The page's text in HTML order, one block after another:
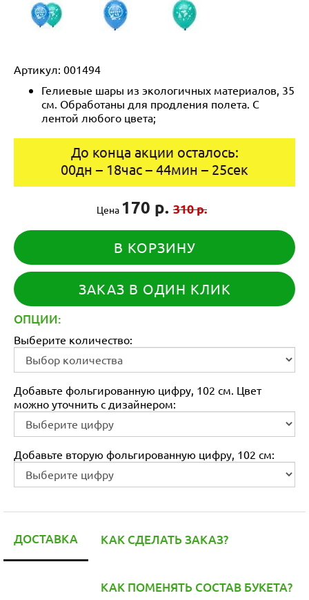
Артикул: 001494
Гелиевые шары из экологичных материалов, 35
см. Обработаны для продления полета. С
лентой любого цвета;
До конца акции осталось:
00дн – 18час – 44мин – 25сек
Цена 170 р. 310 р.
В КОРЗИНУ
ЗАКАЗ В ОДИН КЛИК
ОПЦИИ:
Выберите количество:
Добавьте фольгированную цифру, 102 см. Цвет
можно уточнить с дизайнером:
Добавьте вторую фольгированную цифру, 102 см:
ДОСТАВКА КАК СДЕЛАТЬ ЗАКАЗ?
КАК ПОМЕНЯТЬ СОСТАВ БУКЕТА?